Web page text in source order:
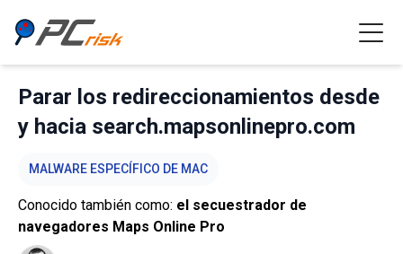
Parar los redireccionamientos desde
y hacia search.mapsonlinepro.com
MALWARE ESPECÍFICO DE MAC
Conocido también como: el secuestrador de
navegadores Maps Online Pro